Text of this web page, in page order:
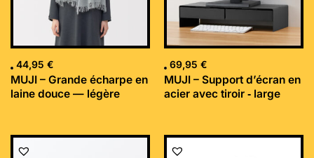
44,95 €
MUJI – Grande écharpe en
laine douce — légère
69,95 €
MUJI – Support d’écran en
acier avec tiroir ‐ large